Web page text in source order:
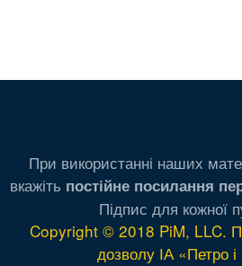
При використанні наших
вкажіть постійне посилання
Підпис для кожної
Copyright © 2018 PiM, LLC.
дозволу ІА «Петро